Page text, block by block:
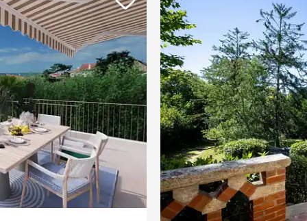
Programme
Bureau et
commerce
Parking / Garage
Piscine
Balcon
Ascenseur
À rénover
Vue Adour